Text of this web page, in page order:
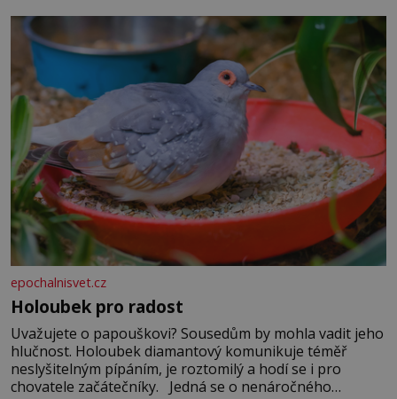
epochalnisvet.cz
Holoubek pro radost
Uvažujete o papouškovi? Sousedům by mohla vadit jeho
hlučnost. Holoubek diamantový komunikuje téměř
neslyšitelným pípáním, je roztomilý a hodí se i pro
chovatele začátečníky. Jedná se o nenáročného